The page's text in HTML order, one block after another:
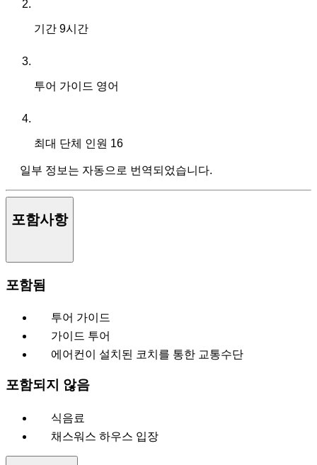
기간 9시간
투어 가이드 영어
최대 단체 인원 16
일부 정보는 자동으로 번역되었습니다.
포함사항
포함됨
투어 가이드
가이드 투어
에어컨이 설치된 코치를 통한 교통수단
포함되지 않음
식음료
채스워스 하우스 입장